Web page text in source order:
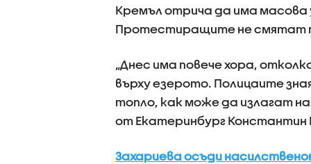
Кремъл отрича да има масова
Протестиращите не смятат
„Днес има повече хора,
върху езерото. Полицаите
топло, как може да излагат
от Екатеринбург Константин
Захариева осъди